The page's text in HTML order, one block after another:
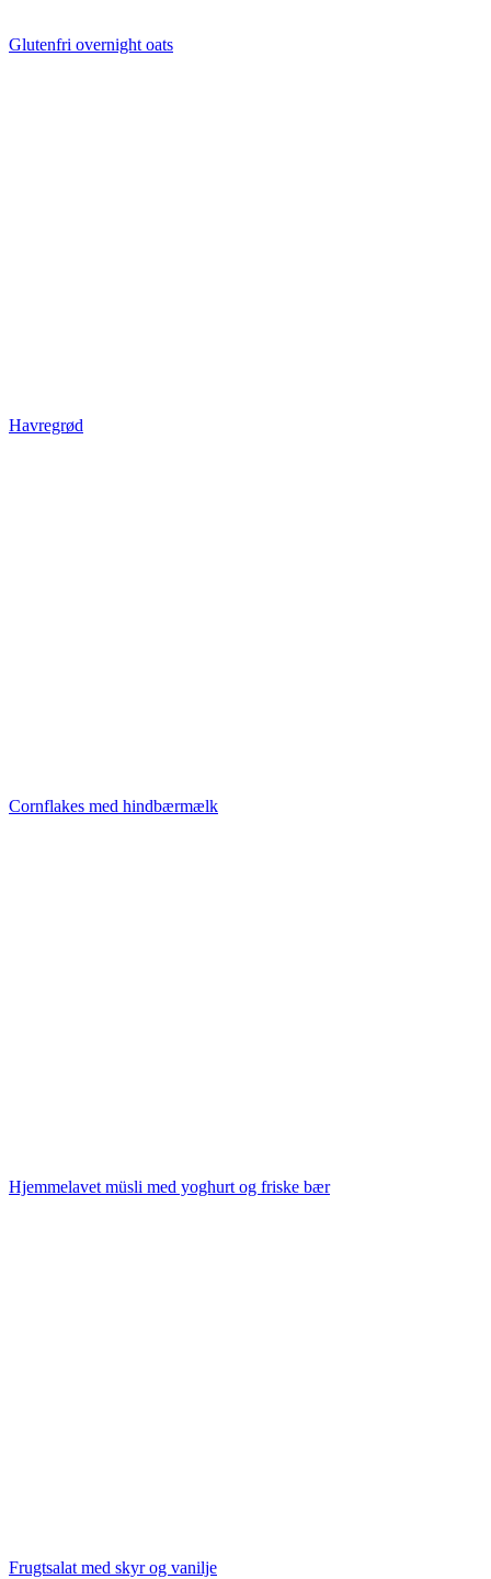
Glutenfri overnight oats
Havregrød
Cornflakes med hindbærmælk
Hjemmelavet müsli med yoghurt og friske bær
Frugtsalat med skyr og vanilje